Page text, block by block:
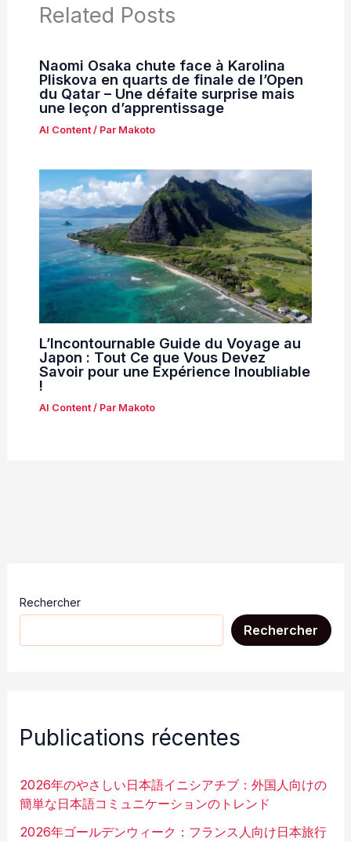
Related Posts
Naomi Osaka chute face à Karolina
Pliskova en quarts de finale de l’Open
du Qatar – Une défaite surprise mais
une leçon d’apprentissage
AI Content/ Par Makoto
L’Incontournable Guide du Voyage au
Japon : Tout Ce que Vous Devez
Savoir pour une Expérience Inoubliable
!
AI Content/ Par Makoto
Rechercher
Rechercher
Publications récentes
2026年のやさしい日本語イニシアチブ：外国人向けの
簡単な日本語コミュニケーションのトレンド
2026年ゴールデンウィーク：フランス人向け日本旅行